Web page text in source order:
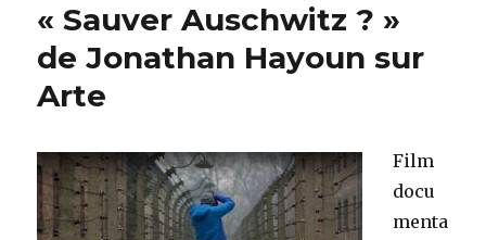
« Sauver Auschwitz ? »
de Jonathan Hayoun sur
Arte
Film
docu
menta